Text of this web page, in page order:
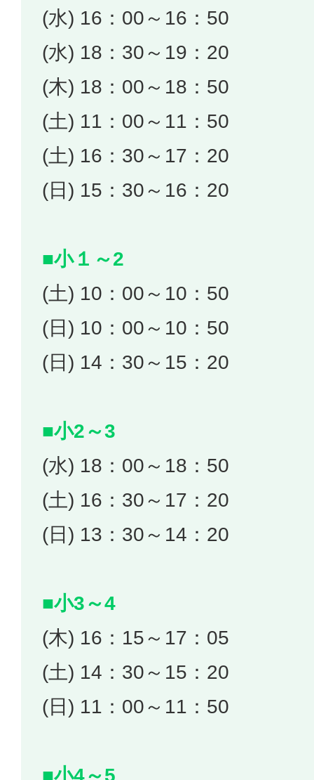
(水) 16：00～16：50
(水) 18：30～19：20
(木) 18：00～18：50
(土) 11：00～11：50
(土) 16：30～17：20
(日) 15：30～16：20
■小１～2
(土) 10：00～10：50
(日) 10：00～10：50
(日) 14：30～15：20
■小2～3
(水) 18：00～18：50
(土) 16：30～17：20
(日) 13：30～14：20
■小3～4
(木) 16：15～17：05
(土) 14：30～15：20
(日) 11：00～11：50
■小4～5